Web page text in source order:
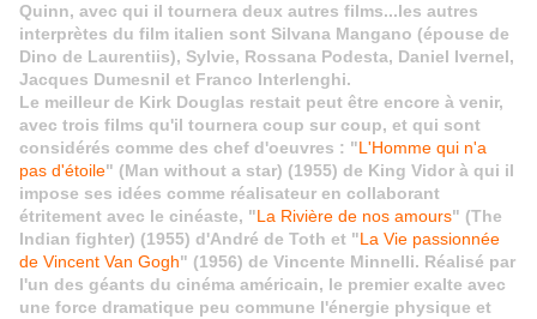
Quinn, avec qui il tournera deux autres films...les autres
interprètes du film italien sont Silvana Mangano (épouse de
Dino de Laurentiis), Sylvie, Rossana Podesta, Daniel Ivernel,
Jacques Dumesnil et Franco Interlenghi.
Le meilleur de Kirk Douglas restait peut être encore à venir,
avec trois films qu'il tournera coup sur coup, et qui sont
considérés comme des chef d'oeuvres : "L'Homme qui n'a
pas d'étoile" (Man without a star) (1955) de King Vidor à qui il
impose ses idées comme réalisateur en collaborant
étritement avec le cinéaste, "La Rivière de nos amours" (The
Indian fighter) (1955) d'André de Toth et "La Vie passionnée
de Vincent Van Gogh" (1956) de Vincente Minnelli. Réalisé par
l'un des géants du cinéma américain, le premier exalte avec
une force dramatique peu commune l'énergie physique et